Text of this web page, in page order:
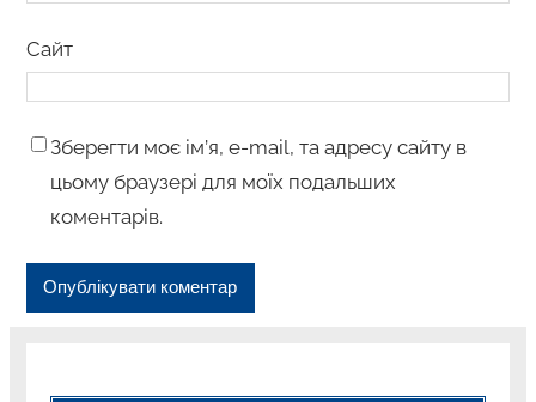
Сайт
Зберегти моє ім’я, e-mail, та адресу сайту в
цьому браузері для моїх подальших
коментарів.